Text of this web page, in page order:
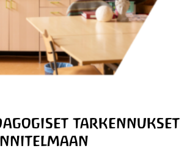
tarkennukset